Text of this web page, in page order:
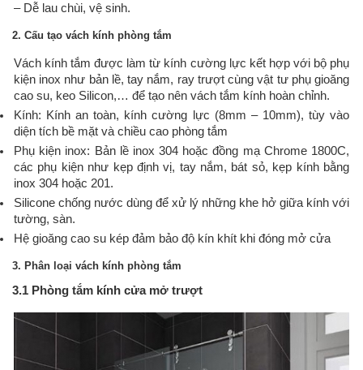
– Dễ lau chùi, vệ sinh.
2. Cấu tạo vách kính phòng tắm
Vách kính tắm được làm từ kính cường lực kết hợp với bộ phụ
kiện inox như bản lề, tay nắm, ray trượt cùng vật tư phụ gioăng
cao su, keo Silicon,… để tạo nên vách tắm kính hoàn chỉnh.
Kính: Kính an toàn, kính cường lực (8mm – 10mm), tùy vào
diện tích bề mặt và chiều cao phòng tắm
Phụ kiện inox: Bản lề inox 304 hoặc đồng mạ Chrome 1800C,
các phụ kiện như kẹp định vị, tay nắm, bát sỏ, kẹp kính bằng
inox 304 hoặc 201.
Silicone chống nước dùng để xử lý những khe hở giữa kính với
tường, sàn.
Hệ gioăng cao su kép đảm bảo độ kín khít khi đóng mở cửa
3. Phân loại vách kính phòng tắm
3.1 Phòng tắm kính cửa mở trượt